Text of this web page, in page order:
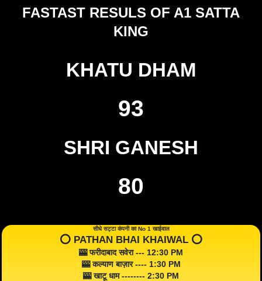
FASTAST RESULS OF A1 SATTA
KING
KHATU DHAM
93
SHRI GANESH
80
सीधे सट्टा कंपनी का No 1 खाईवाल
⭕️ PATHAN BHAI KHAIWAL ⭕️
🎰 फरीदाबाद सवेरा --- 12:30 PM
🎰 कल्याण बाज़ार ---- 1:30 PM
🎰 खाटू धाम -------- 2:30 PM